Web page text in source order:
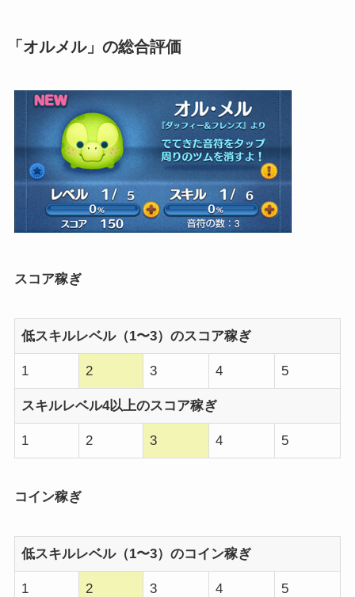
「オルメル」の総合評価
スコア稼ぎ
低スキルレベル（1〜3）のスコア稼ぎ
1 2 3 4 5
スキルレベル4以上のスコア稼ぎ
1 2 3 4 5
コイン稼ぎ
低スキルレベル（1〜3）のコイン稼ぎ
1 2 3 4 5